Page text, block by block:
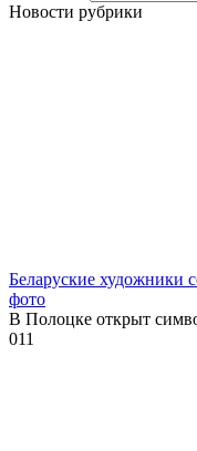
Новости рубрики
Беларуские художники
фото
В Полоцке открыт
011